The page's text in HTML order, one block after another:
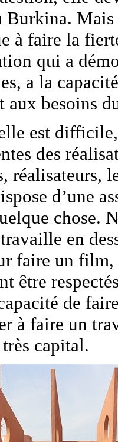
Burkina.
à faire la
qui a
a la
aux besoins
est
des
réalisateurs,
d’une
chose.
en
faire un
être
de
à faire un
capital.